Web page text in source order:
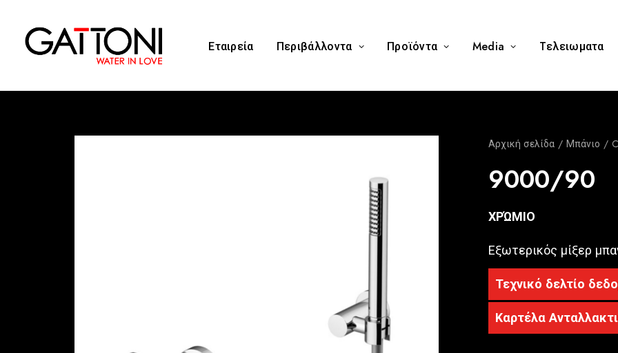
Εταιρεία Περιβάλλοντα Προϊόντα Media Tελειωματα
Αρχική σελίδα Μπάνιο
9000/90
ΧΡΏΜΙΟ
Εξωτερικός μίξερ
Τεχνικό δελτίο
Καρτέλα